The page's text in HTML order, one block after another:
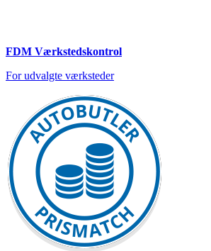
FDM Værkstedskontrol
For udvalgte værksteder